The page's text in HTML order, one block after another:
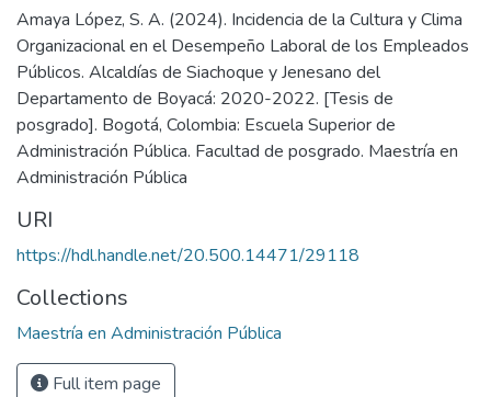
Amaya López, S. A. (2024). Incidencia de la Cultura y Clima
Organizacional en el Desempeño Laboral de los Empleados
Públicos. Alcaldías de Siachoque y Jenesano del
Departamento de Boyacá: 2020-2022. [Tesis de
posgrado]. Bogotá, Colombia: Escuela Superior de
Administración Pública. Facultad de posgrado. Maestría en
Administración Pública
URI
https://hdl.handle.net/20.500.14471/29118
Collections
Maestría en Administración Pública
Full item page